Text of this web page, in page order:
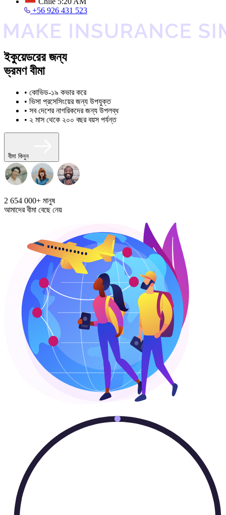
+56 926 431 523
ইকুয়েডরের জন্য
ভ্রমণ বীমা
• কোভিড-১৯ কভার করে
• ভিসা প্রসেসিংয়ের জন্য উপযুক্ত
• সব দেশের নাগরিকদের জন্য উপলব্ধ
• ২ মাস থেকে ২০০ বছর বয়স পর্যন্ত
বীমা কিনুন
2 654 000+ মানুষ
আমাদের বীমা বেছে নেয়